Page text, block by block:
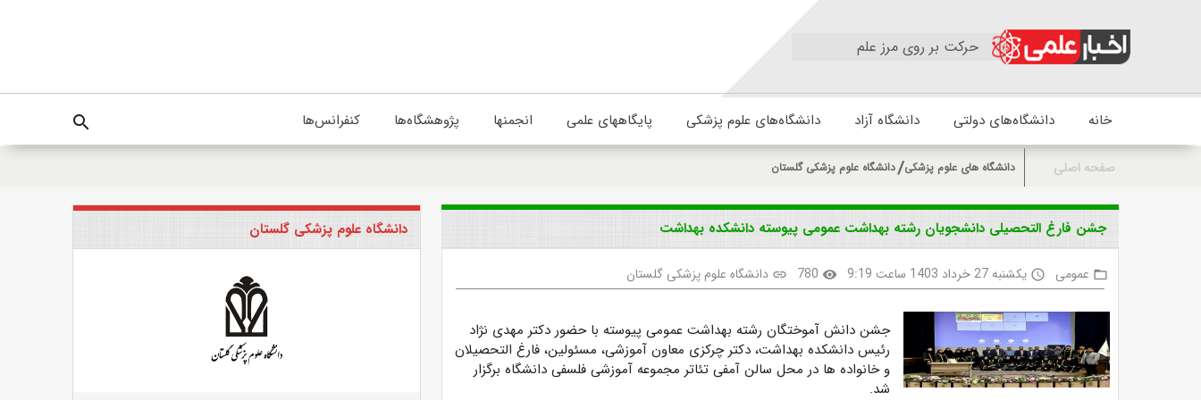
حرکت بر روی مرز علم
خانه دانشگاه‌های دولتی دانشگاه آزاد دانشگاه‌های علوم پزشکی پایگاههای علمی انجمنها پژوهشگاه‌ها کنفرانس‌ها search
صفحه اصلی دانشگاه های علوم پزشکی دانشگاه علوم پزشکی گلستان
جشن فارغ التحصیلی دانشجویان رشته بهداشت عمومی پیوسته دانشکده بهداشت
folder_open عمومی access_time یکشنبه 27 خرداد 1403 ساعت 9:19 visibility
780
link دانشگاه علوم پزشکی گلستان
جشن دانش آموختگان رشته بهداشت عمومی پیوسته با حضور دکتر مهدی نژاد
رئیس دانشکده بهداشت، دکتر چرکزی معاون آموزشی، مسئولین، فارغ التحصیلان
و خانواده ها در محل سالن آمفی تئاتر مجموعه آموزشی فلسفی دانشگاه برگزار
شد.
دانشگاه علوم پزشکی گلستان